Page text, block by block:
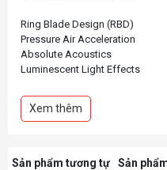
Ring Blade Design (RBD)
Pressure Air Acceleration
Absolute Acoustics
Luminescent Light Effects
Xem thêm
Sản phẩm tương tự Sản